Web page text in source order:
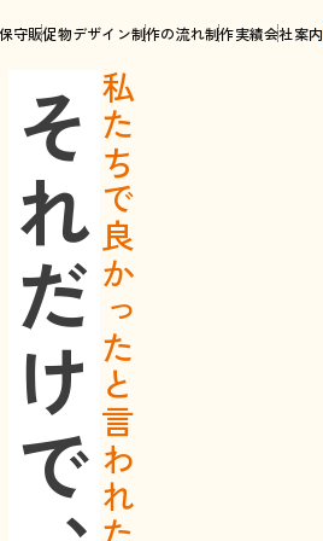
守販促物デザイン制作の流れ制作実績会社案内
私たちで良かったと言われたら
それだけで、